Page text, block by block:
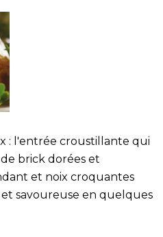
: l'entrée croustillante qui
brick dorées et
et noix croquantes
savoureuse en quelques